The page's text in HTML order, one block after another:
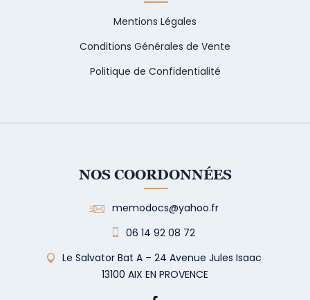
Mentions Légales
Conditions Générales de Vente
Politique de Confidentialité
NOS COORDONNÉES
memodocs@yahoo.fr
06 14 92 08 72
Le Salvator Bat A – 24 Avenue Jules Isaac
13100 AIX EN PROVENCE